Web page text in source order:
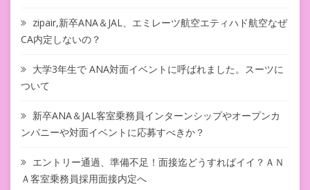
zipair,新卒ANA＆JAL、エミレーツ航空エティハド航空なぜ
CA内定しないの？
大学3年生で ANA対面イベントに呼ばれました。スーツに
ついて
新卒ANA＆JAL客室乗務員インターンシップやオープンカ
ンパニーや対面イベントに応募すべきか？
エントリー通過、準備不足！面接迄どうすればイイ？ＡＮ
Ａ客室乗務員採用面接内定へ